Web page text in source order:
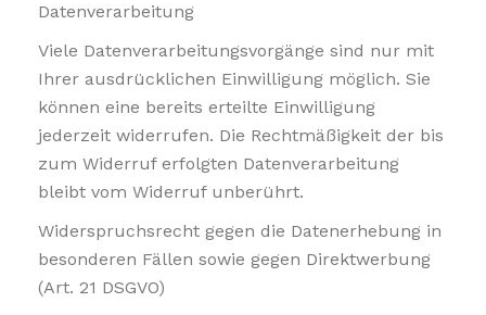
Datenverarbeitung
Viele Datenverarbeitungsvorgänge sind nur mit
Ihrer ausdrücklichen Einwilligung möglich. Sie
können eine bereits erteilte Einwilligung
jederzeit widerrufen. Die Rechtmäßigkeit der bis
zum Widerruf erfolgten Datenverarbeitung
bleibt vom Widerruf unberührt.
Widerspruchsrecht gegen die Datenerhebung in
besonderen Fällen sowie gegen Direktwerbung
(Art. 21 DSGVO)